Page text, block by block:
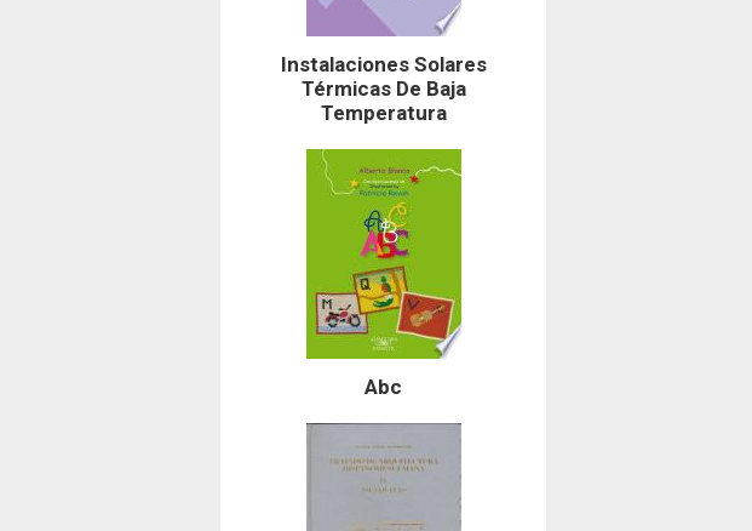
Instalaciones Solares
Térmicas De Baja
Temperatura
Abc